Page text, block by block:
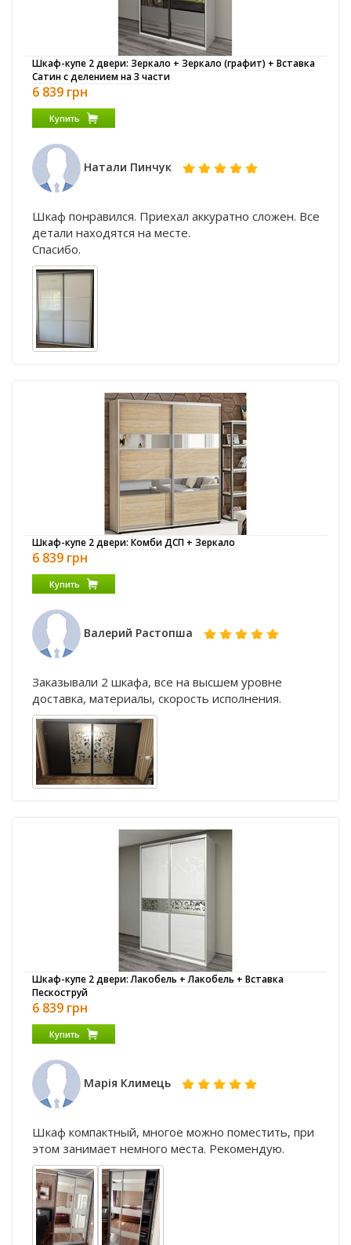
Шкаф-купе 2 двери: Зеркало + Зеркало (графит) + Вставка
Сатин с делением на 3 части
6 839 грн
Купить
Натали Пинчук
Шкаф понравился. Приехал аккуратно сложен. Все
детали находятся на месте.
Спасибо.
Шкаф-купе 2 двери: Комби ДСП + Зеркало
6 839 грн
Купить
Валерий Растопша
Заказывали 2 шкафа, все на высшем уровне
доставка, материалы, скорость исполнения.
Шкаф-купе 2 двери: Лакобель + Лакобель + Вставка
Пескоструй
6 839 грн
Купить
Марія Климець
Шкаф компактный, многое можно поместить, при
этом занимает немного места. Рекомендую.